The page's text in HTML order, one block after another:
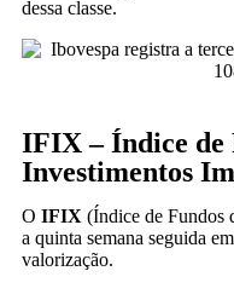
dessa classe.
IFIX – Índice de
Investimentos
O IFIX (Índice de Fundos
a quinta semana seguida
valorização.